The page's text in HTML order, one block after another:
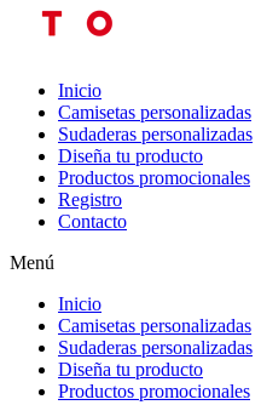
Inicio
Camisetas personalizadas
Sudaderas personalizadas
Diseña tu producto
Productos promocionales
Registro
Contacto
Menú
Inicio
Camisetas personalizadas
Sudaderas personalizadas
Diseña tu producto
Productos promocionales